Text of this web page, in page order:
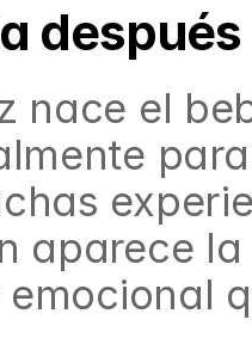
nace el
aparece